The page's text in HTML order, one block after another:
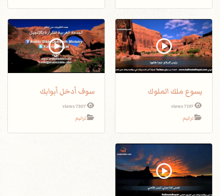
يسوع ملك الملوك
7197 views
ترانيم
سوف أدخل أبوابك
7307 views
ترانيم